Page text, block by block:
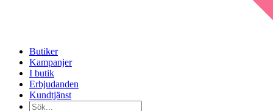
Butiker
Kampanjer
I butik
Erbjudanden
Kundtjänst
Sök...